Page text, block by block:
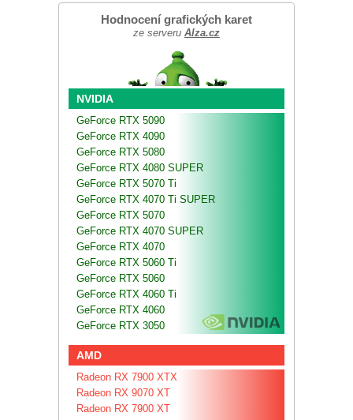
Hodnocení grafických karet
ze serveru Alza.cz
NVIDIA
GeForce RTX 5090
GeForce RTX 4090
GeForce RTX 5080
GeForce RTX 4080 SUPER
GeForce RTX 5070 Ti
GeForce RTX 4070 Ti SUPER
GeForce RTX 5070
GeForce RTX 4070 SUPER
GeForce RTX 4070
GeForce RTX 5060 Ti
GeForce RTX 5060
GeForce RTX 4060 Ti
GeForce RTX 4060
GeForce RTX 3050
AMD
Radeon RX 7900 XTX
Radeon RX 9070 XT
Radeon RX 7900 XT